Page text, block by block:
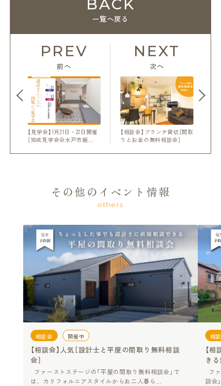
PREV
前へ
【見学会】1月21日・22日開催
［完成見学会＠水戸市飯…
BACK
一覧へ戻る
【相談会】ブランチ貸切［間取
りとお金の無料相談会］
NEXT
次へ
その他のイベント情報
others
相談会 開催中
【相談会】人気［設計士と平屋の間取り無料相談
会］
ファーストステージの「平屋の間取り無料相談会」で
は、カリフォルニアスタイルからお二人暮ら…
相
【
き
フ
談会